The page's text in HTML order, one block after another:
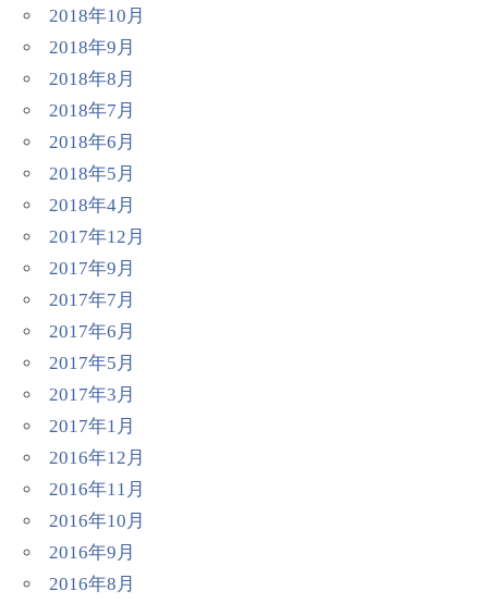
2018年10月
2018年9月
2018年8月
2018年7月
2018年6月
2018年5月
2018年4月
2017年12月
2017年9月
2017年7月
2017年6月
2017年5月
2017年3月
2017年1月
2016年12月
2016年11月
2016年10月
2016年9月
2016年8月